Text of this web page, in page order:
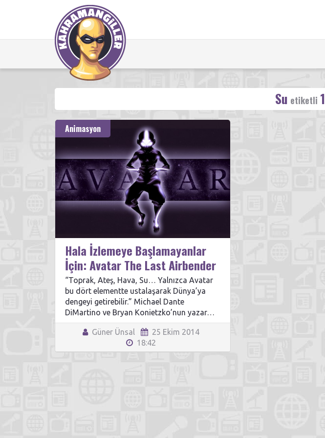
Su etiketli 1
Animasyon
Hala İzlemeye Başlamayanlar
İçin: Avatar The Last Airbender
“Toprak, Ateş, Hava, Su… Yalnızca Avatar
bu dört elementte ustalaşarak Dünya’ya
dengeyi getirebilir.” Michael Dante
DiMartino ve Bryan Konietzko’nun yazar…
Güner Ünsal
25 Ekim 2014
18:42